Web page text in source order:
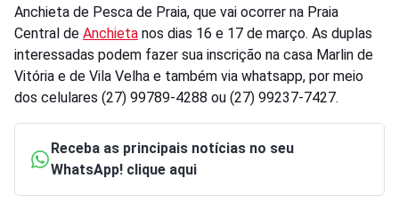
Anchieta de Pesca de Praia, que vai ocorrer na Praia
Central de Anchieta nos dias 16 e 17 de março. As duplas
interessadas podem fazer sua inscrição na casa Marlin de
Vitória e de Vila Velha e também via whatsapp, por meio
dos celulares (27) 99789-4288 ou (27) 99237-7427.
Receba as principais notícias no seu
WhatsApp! clique aqui